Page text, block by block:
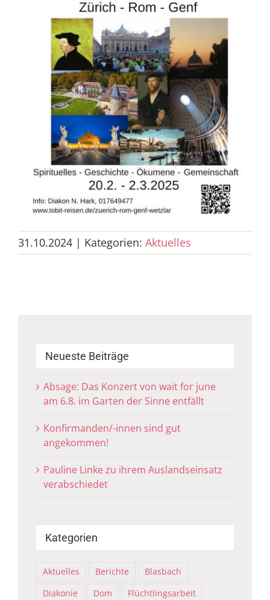
31.10.2024 | Kategorien: Aktuelles
Neueste Beiträge
Absage: Das Konzert von wait for june
am 6.8. im Garten der Sinne entfällt
Konfirmanden/-innen sind gut
angekommen!
Pauline Linke zu ihrem Auslandseinsatz
verabschiedet
Kategorien
Aktuelles Berichte
Blasbach
Diakonie
Dom
Flüchtlingsarbeit